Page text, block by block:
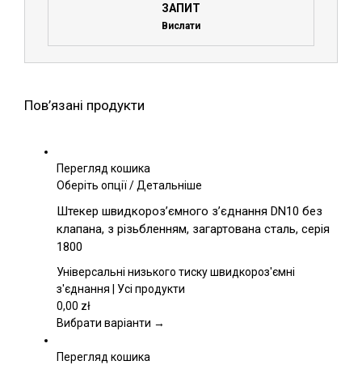
ЗАПИТ
Вислати
Пов’язані продукти
Перегляд кошика
Оберіть опціїЦей
має
кілька
Параметри
можна
на
товару
/Детальніше
Штекер швидкороз’ємного з’єднання DN10 без
клапана, з різьбленням, загартована сталь, серія
1800
Універсальні низького тиску швидкороз'ємні
з'єднання | Усі продукти
0,00 zł
Вибрати варіанти →
Перегляд кошика